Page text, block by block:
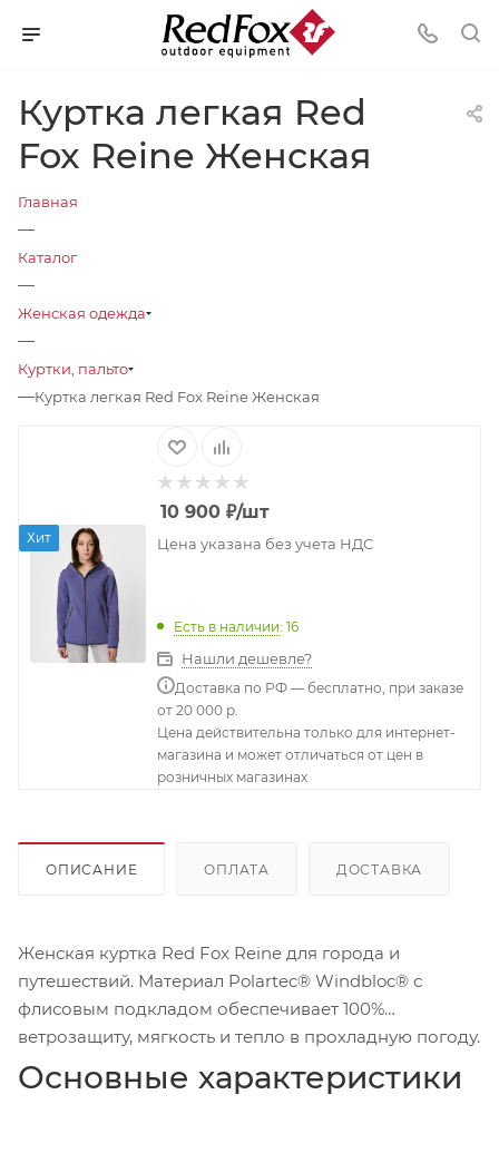
Куртка легкая Red
Fox Reine Женская
Главная
—
Каталог
—
Женская одежда
—
Куртки, пальто
—Куртка легкая Red Fox Reine Женская
Хит
10 900 ₽/шт
Цена указана без учета НДС
Есть в наличии: 16
Нашли дешевле?
Доставка по РФ — бесплатно, при заказе
от 20 000 р.
Цена действительна только для интернет-
магазина и может отличаться от цен в
розничных магазинах
ОПИСАНИЕ ОПЛАТА ДОСТАВКА
Женская куртка Red Fox Reine для города и
путешествий. Материал Polartec® Windbloc® с
флисовым подкладом обеспечивает 100%
ветрозащиту, мягкость и тепло в прохладную погоду.
Основные характеристики